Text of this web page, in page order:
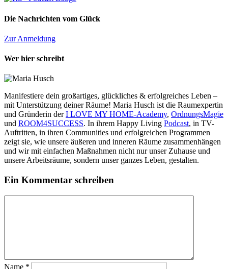
Die Nachrichten vom Glück
Zur Anmeldung
Wer hier schreibt
Manifestiere dein großartiges, glückliches & erfolgreiches Leben –
mit Unterstützung deiner Räume! Maria Husch ist die Raumexpertin
und Gründerin derI LOVE MY HOME-Academy, OrdnungsMagie
und ROOM4SUCCESS. In ihrem Happy Living Podcast, in TV-
Auftritten, in ihren Communities und erfolgreichen Programmen
zeigt sie, wie unsere äußeren und inneren Räume zusammenhängen
und wir mit einfachen Maßnahmen nicht nur unser Zuhause und
unsere Arbeitsräume, sondern unser ganzes Leben, gestalten.
Ein Kommentar schreiben
Name *